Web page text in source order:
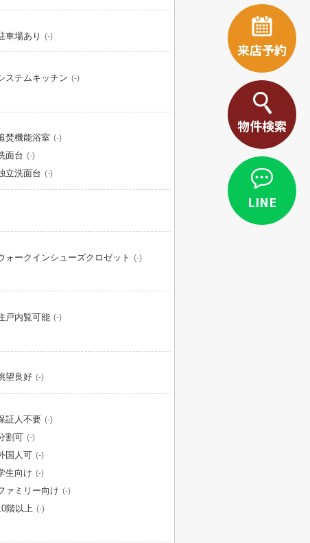
車場あり (-)
ステムキッチン (-)
焚機能浴室 (-)
面台 (-)
立洗面台 (-)
ォークインシューズクロゼット (-)
戸内覧可能 (-)
望良好 (-)
証人不要 (-)
割可 (-)
国人可 (-)
生向け (-)
ァミリー向け (-)
階以上 (-)
来店予約
物件検索
LINE